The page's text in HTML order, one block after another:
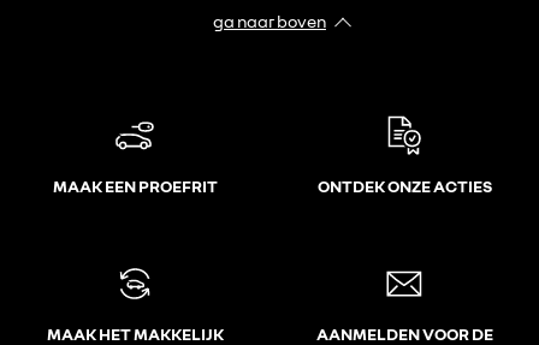
ga naar boven
MAAK EEN PROEFRIT ONTDEK ONZE ACTIES
MAAK HET MAKKELIJK
AANMELDEN VOOR DE